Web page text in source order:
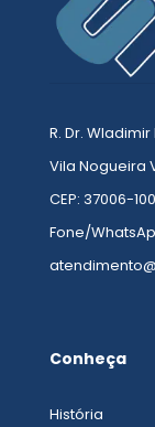
R. Dr.
Vila Nogueira
CEP: 37006-100
Fone/
Conheça
História